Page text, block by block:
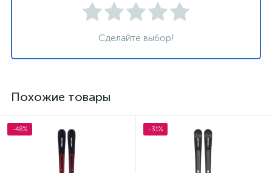
Сделайте выбор!
Похожие товары
-48% -31%